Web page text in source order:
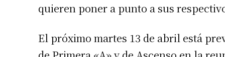
quieren poner a punto a sus
El próximo martes 13 de abril está